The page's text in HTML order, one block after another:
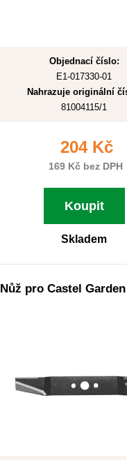
Objednací číslo:
E1-017330-01
Nahrazuje originální
81004115/1
204 Kč
169 Kč bez DPH
Koupit
Skladem
Nůž pro Castel